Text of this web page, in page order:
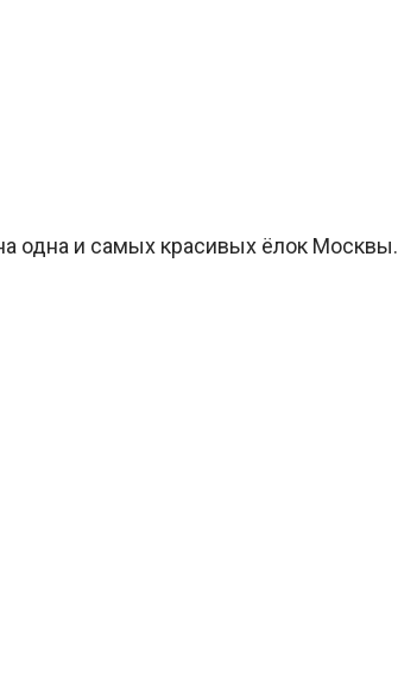
одна и самых красивых ёлок Москвы.